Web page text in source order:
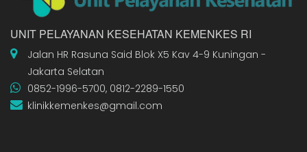
UNIT PELAYANAN KESEHATAN KEMENKES RI
Jalan HR Rasuna Said Blok X5 Kav 4-9 Kuningan -
Jakarta Selatan
0852-1996-5700, 0812-2289-1550
klinikkemenkes@gmail.com